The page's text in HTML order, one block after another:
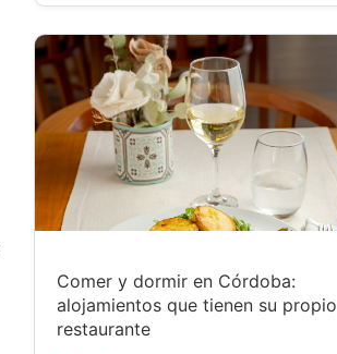
Comer y dormir en Córdoba:
alojamientos que tienen su propio
restaurante